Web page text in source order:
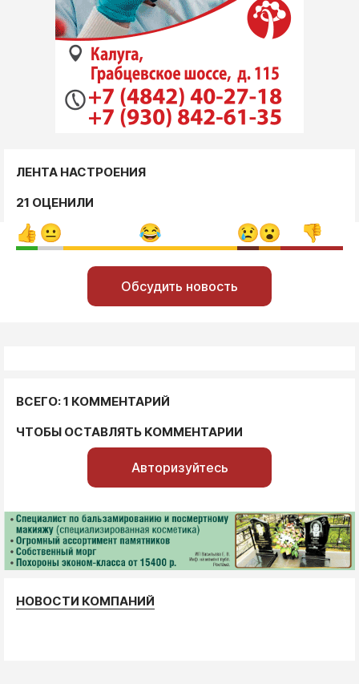
ЛЕНТА НАСТРОЕНИЯ
21 ОЦЕНИЛИ
Обсудить новость
ВСЕГО: 1 КОММЕНТАРИЙ
ЧТОБЫ ОСТАВЛЯТЬ КОММЕНТАРИИ
Авторизуйтесь
НОВОСТИ КОМПАНИЙ